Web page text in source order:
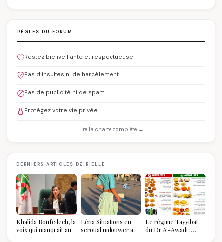
RÈGLES DU FORUM
Restez bienveillante et respectueuse
Pas d'insultes ni de harcèlement
Pas de publicité ni de spam
Protégez votre vie privée
Lire la charte complète →
DERNIERS ARTICLES DZIRIELLE
Khalida Boufedech, la
voix qui manquait au
Léna Situations en
seroual mdouwer au
Le régime Tayyibat
du Dr Al-Awadi :